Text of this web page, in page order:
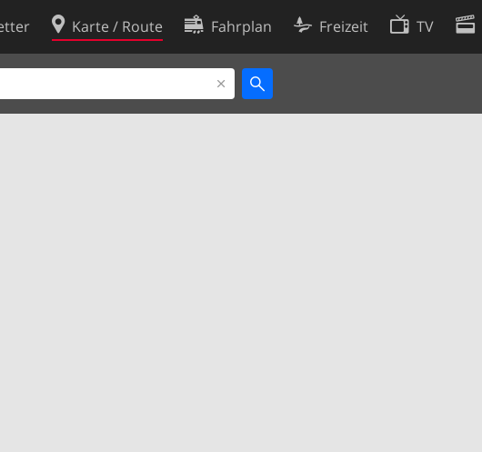
Karte / Route Fahrplan Freizeit TV
Cookie-Richtlinie
Cookie-Einstellungen